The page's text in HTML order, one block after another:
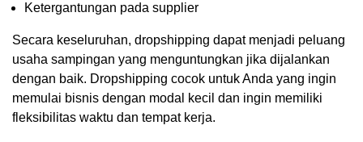
Ketergantungan pada supplier
Secara keseluruhan, dropshipping dapat menjadi peluang
usaha sampingan yang menguntungkan jika dijalankan
dengan baik. Dropshipping cocok untuk Anda yang ingin
memulai bisnis dengan modal kecil dan ingin memiliki
fleksibilitas waktu dan tempat kerja.